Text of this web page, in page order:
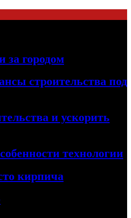
за городом
строительства под
и ускорить
технологии
кирпича